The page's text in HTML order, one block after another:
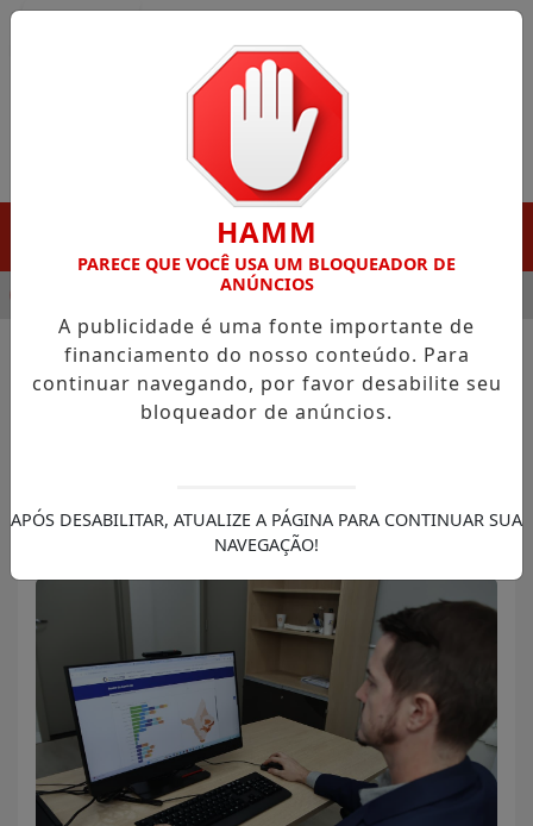
DESTAQUE EM PORTO GRANDE COM ATUAÇÃO
/NOTÍCIAS
TRIBUNAL DE CONTAS DO
HAMM
PARECE QUE VOCÊ USA UM BLOQUEADOR DE
ANÚNCIOS
A publicidade é uma fonte importante de
financiamento do nosso conteúdo. Para
continuar navegando, por favor desabilite seu
bloqueador de anúncios.
APÓS DESABILITAR, ATUALIZE A PÁGINA PARA CONTINUAR SUA
NAVEGAÇÃO!